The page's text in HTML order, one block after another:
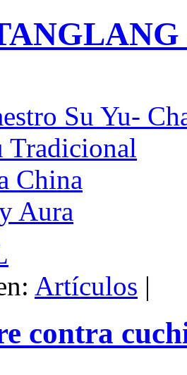
Su Yu-
Tradicional
China
Aura
Artículos |
contra